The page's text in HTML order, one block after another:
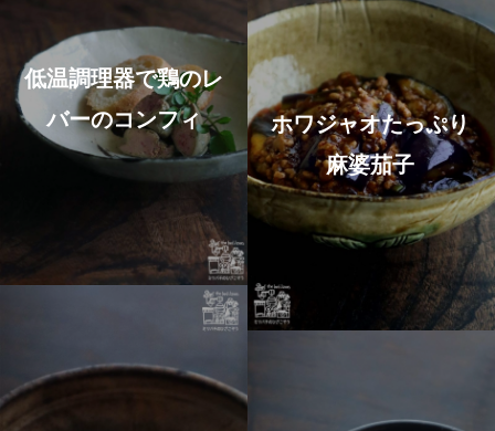
低温調理器で鶏のレ
バーのコンフィ
ホワジャオたっぷり
麻婆茄子